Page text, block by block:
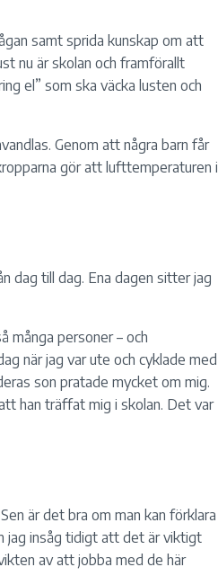
samt sprida kunskap om att
nu är skolan och framförallt
el” som ska väcka lusten och
Genom att några barn får
gör att lufttemperaturen i
dag till dag. Ena dagen sitter jag
många personer – och
när jag var ute och cyklade med
son pratade mycket om mig.
han träffat mig i skolan. Det var
är det bra om man kan förklara
jag insåg tidigt att det är viktigt
av att jobba med de här